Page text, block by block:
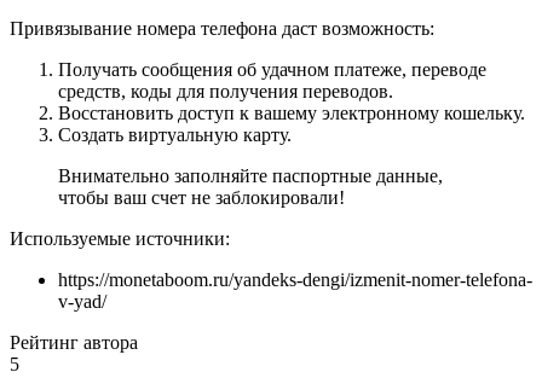
Привязывание номера телефона даст возможность:
Получать сообщения об удачном платеже, переводе
средств, коды для получения переводов.
Восстановить доступ к вашему электронному кошельку.
Создать виртуальную карту.
Внимательно заполняйте паспортные данные,
чтобы ваш счет не заблокировали!
Используемые источники:
https://monetaboom.ru/yandeks-dengi/izmenit-nomer-telefona-
v-yad/
Рейтинг автора
5